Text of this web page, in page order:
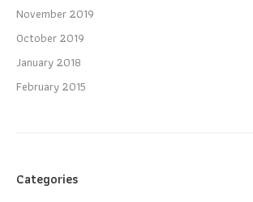
November 2019
October 2019
January 2018
February 2015
Categories